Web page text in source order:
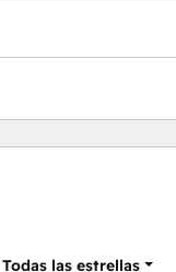
Todas las estrellas